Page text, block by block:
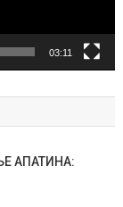
03:11
АПАТИНА: